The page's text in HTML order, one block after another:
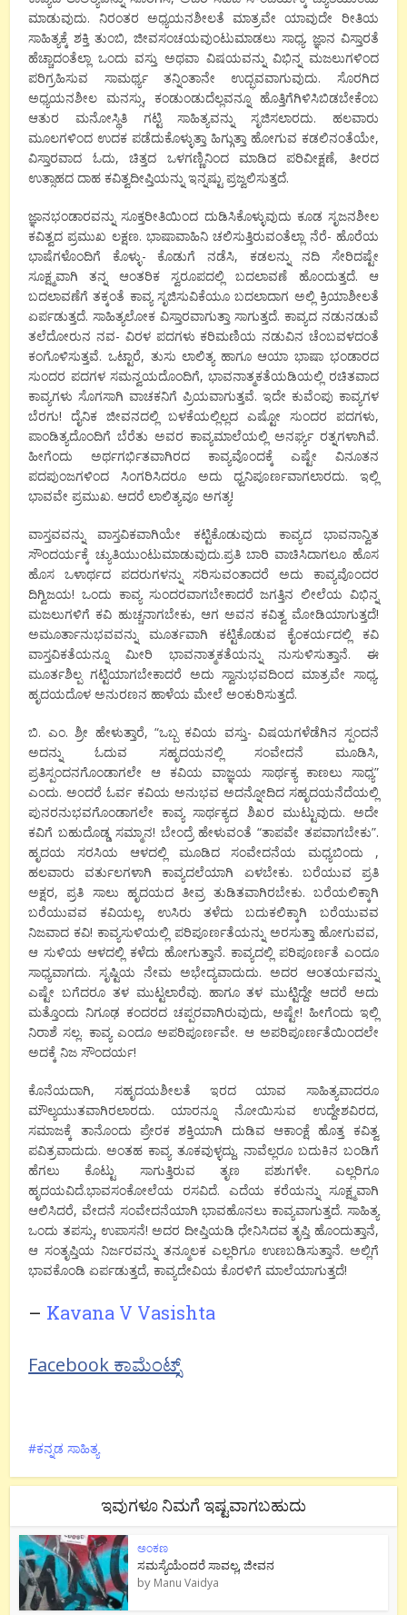
ಮಾಡುವುದು. ನಿರಂತರ ಅಧ್ಯಯನಶೀಲತೆ ಮಾತ್ರವೇ ಯಾವುದೇ ರೀತಿಯ
ಸಾಹಿತ್ಯಕ್ಕೆ ಶಕ್ತಿ ತುಂಬಿ, ಜೀವಸಂಚಯವುಂಟುಮಾಡಲು ಸಾಧ್ಯ. ಜ್ಞಾನ ವಿಸ್ತಾರತೆ
ಹೆಚ್ಚಾದಂತೆಲ್ಲಾ ಒಂದು ವಸ್ತು ಅಥವಾ ವಿಷಯವನ್ನು ವಿಭಿನ್ನ ಮಜಲುಗಳಿಂದ
ಪರಿಗ್ರಹಿಸುವ ಸಾಮರ್ಥ್ಯ ತನ್ನಿಂತಾನೇ ಉದ್ಭವವಾಗುವುದು. ಸೊರಗಿದ
ಅಧ್ಯಯನಶೀಲ ಮನಸ್ಸು, ಕಂಡುಂಡುದೆಲ್ಲವನ್ನೂ ಹೊತ್ತಿಗೆಗಿಳಿಸಿಬಿಡಬೇಕೆಂಬ
ಆತುರ ಮನೋಸ್ಥಿತಿ ಗಟ್ಟಿ ಸಾಹಿತ್ಯವನ್ನು ಸೃಜಿಸಲಾರದು. ಹಲವಾರು
ಮೂಲಗಳಿಂದ ಉದಕ ಪಡೆದುಕೊಳ್ಳುತ್ತಾ ಹಿಗ್ಗುತ್ತಾ ಹೋಗುವ ಕಡಲಿನಂತೆಯೇ,
ವಿಸ್ತಾರವಾದ ಓದು, ಚಿತ್ತದ ಒಳಗಣ್ಣಿನಿಂದ ಮಾಡಿದ ಪರಿವೀಕ್ಷಣೆ, ತೀರದ
ಉತ್ಸಾಹದ ದಾಹ ಕವಿತ್ವದೀಪ್ತಿಯನ್ನು ಇನ್ನಷ್ಟು ಪ್ರಜ್ವಲಿಸುತ್ತದೆ.
ಜ್ಞಾನಭಂಡಾರವನ್ನು ಸೂಕ್ತರೀತಿಯಿಂದ ದುಡಿಸಿಕೊಳ್ಳುವುದು ಕೂಡ ಸೃಜನಶೀಲ
ಕವಿತ್ವದ ಪ್ರಮುಖ ಲಕ್ಷಣ. ಭಾಷಾವಾಹಿನಿ ಚಲಿಸುತ್ತಿರುವಂತೆಲ್ಲಾ ನೆರೆ- ಹೊರೆಯ
ಭಾಷೆಗಳೊಂದಿಗೆ ಕೊಳ್ಳು- ಕೊಡುಗೆ ನಡೆಸಿ, ಕಡಲನ್ನು ನದಿ ಸೇರಿದಷ್ಟೇ
ಸೂಕ್ಷ್ಮವಾಗಿ ತನ್ನ ಆಂತರಿಕ ಸ್ವರೂಪದಲ್ಲಿ ಬದಲಾವಣೆ ಹೊಂದುತ್ತದೆ. ಆ
ಬದಲಾವಣೆಗೆ ತಕ್ಕಂತೆ ಕಾವ್ಯ ಸೃಜಿಸುವಿಕೆಯೂ ಬದಲಾದಾಗ ಅಲ್ಲಿ ಕ್ರಿಯಾಶೀಲತೆ
ಏರ್ಪಡುತ್ತದೆ. ಸಾಹಿತ್ಯಲೋಕ ವಿಸ್ತಾರವಾಗುತ್ತಾ ಸಾಗುತ್ತದೆ. ಕಾವ್ಯದ ನಡುನಡುವೆ
ತಲೆದೋರುನ ನವ- ವಿರಳ ಪದಗಳು ಕರಿಮಣಿಯ ನಡುವಿನ ಚೆಂಬವಳದಂತೆ
ಕಂಗೊಳಿಸುತ್ತವೆ. ಒಟ್ಟಾರೆ, ತುಸು ಲಾಲಿತ್ಯ ಹಾಗೂ ಆಯಾ ಭಾಷಾ ಭಂಡಾರದ
ಸುಂದರ ಪದಗಳ ಸಮನ್ವಯದೊಂದಿಗೆ, ಭಾವನಾತ್ಮಕತೆಯಡಿಯಲ್ಲಿ ರಚಿತವಾದ
ಕಾವ್ಯಗಳು ಸೊಗಸಾಗಿ ವಾಚಕನಿಗೆ ಪ್ರಿಯವಾಗುತ್ತವೆ. ಇದೇ ಕುವೆಂಪು ಕಾವ್ಯಗಳ
ಬೆರಗು! ದೈನಿಕ ಜೀವನದಲ್ಲಿ ಬಳಕೆಯಲ್ಲಿಲ್ಲದ ಎಷ್ಟೋ ಸುಂದರ ಪದಗಳು,
ಪಾಂಡಿತ್ಯದೊಂದಿಗೆ ಬೆರೆತು ಅವರ ಕಾವ್ಯಮಾಲೆಯಲ್ಲಿ ಅನರ್ಘ್ಯ ರತ್ನಗಳಾಗಿವೆ.
ಹೀಗೆಂದು ಅರ್ಥಗರ್ಭಿತವಾಗಿರದ ಕಾವ್ಯವೊಂದಕ್ಕೆ ಎಷ್ಟೇ ವಿನೂತನ
ಪದಪುಂಜಗಳಿಂದ ಸಿಂಗರಿಸಿದರೂ ಅದು ಧ್ವನಿಪೂರ್ಣವಾಗಲಾರದು. ಇಲ್ಲಿ
ಭಾವವೇ ಪ್ರಮುಖ. ಆದರೆ ಲಾಲಿತ್ಯವೂ ಅಗತ್ಯ!
ವಾಸ್ತವವನ್ನು ವಾಸ್ತವಿಕವಾಗಿಯೇ ಕಟ್ಟಿಕೊಡುವುದು ಕಾವ್ಯದ ಭಾವನಾನ್ವಿತ
ಸೌಂದರ್ಯಕ್ಕೆ ಚ್ಯುತಿಯುಂಟುಮಾಡುವುದು.ಪ್ರತಿ ಬಾರಿ ವಾಚಿಸಿದಾಗಲೂ ಹೊಸ
ಹೊಸ ಒಳಾರ್ಥದ ಪದರುಗಳನ್ನು ಸರಿಸುವಂತಾದರೆ ಅದು ಕಾವ್ಯವೊಂದರ
ದಿಗ್ವಿಜಯ! ಒಂದು ಕಾವ್ಯ ಸುಂದರವಾಗಬೇಕಾದರೆ ಜಗತ್ತಿನ ಲೀಲೆಯ ವಿಭಿನ್ನ
ಮಜಲುಗಳಿಗೆ ಕವಿ ಹುಚ್ಚನಾಗಬೇಕು, ಆಗ ಅವನ ಕವಿತ್ವ ಮೋಡಿಯಾಗುತ್ತದೆ!
ಅಮೂರ್ತಾನುಭವವನ್ನು ಮೂರ್ತವಾಗಿ ಕಟ್ಟಿಕೊಡುವ ಕೈಂಕರ್ಯದಲ್ಲಿ ಕವಿ
ವಾಸ್ತವಿಕತೆಯನ್ನೂ ಮೀರಿ ಭಾವನಾತ್ಮಕತೆಯನ್ನು ನುಸುಳಿಸುತ್ತಾನೆ. ಈ
ಮೂರ್ತಶಿಲ್ಪ ಗಟ್ಟಿಯಾಗಬೇಕಾದರೆ ಅದು ಸ್ವಾನುಭವದಿಂದ ಮಾತ್ರವೇ ಸಾಧ್ಯ.
ಹೃದಯದೊಳ ಅನುರಣನ ಹಾಳೆಯ ಮೇಲೆ ಅಂಕುರಿಸುತ್ತದೆ.
ಬಿ. ಎಂ. ಶ್ರೀ ಹೇಳುತ್ತಾರೆ, “ಒಬ್ಬ ಕವಿಯ ವಸ್ತು- ವಿಷಯಗಳೆಡೆಗಿನ ಸ್ಪಂದನೆ
ಅದನ್ನು ಓದುವ ಸಹೃದಯನಲ್ಲಿ ಸಂವೇದನೆ ಮೂಡಿಸಿ,
ಪ್ರತಿಸ್ಪಂದನಗೊಂಡಾಗಲೇ ಆ ಕವಿಯ ವಾಜ್ಞಯ ಸಾರ್ಥಕ್ಯ ಕಾಣಲು ಸಾಧ್ಯ”
ಎಂದು. ಅಂದರೆ ಓರ್ವ ಕವಿಯ ಅನುಭವ ಅದನ್ನೋದಿದ ಸಹೃದಯನೆದೆಯಲ್ಲಿ
ಪುನರನುಭವಗೊಂಡಾಗಲೇ ಕಾವ್ಯ ಸಾರ್ಥಕ್ಯದ ಶಿಖರ ಮುಟ್ಟುವುದು. ಅದೇ
ಕವಿಗೆ ಬಹುದೊಡ್ಡ ಸಮ್ಮಾನ! ಬೇಂದ್ರೆ ಹೇಳುವಂತೆ “ತಾಪವೇ ತಪವಾಗಬೇಕು”.
ಹೃದಯ ಸರಸಿಯ ಆಳದಲ್ಲಿ ಮೂಡಿದ ಸಂವೇದನೆಯ ಮಧ್ಯಬಿಂದು ,
ಹಲವಾರು ವರ್ತುಲಗಳಾಗಿ ಕಾವ್ಯದಲೆಯಾಗಿ ಏಳಬೇಕು. ಬರೆಯುವ ಪ್ರತಿ
ಅಕ್ಷರ, ಪ್ರತಿ ಸಾಲು ಹೃದಯದ ತೀವ್ರ ತುಡಿತವಾಗಿರಬೇಕು. ಬರೆಯಲಿಕ್ಕಾಗಿ
ಬರೆಯುವವ ಕವಿಯಲ್ಲ, ಉಸಿರು ತಳೆದು ಬದುಕಲಿಕ್ಕಾಗಿ ಬರೆಯುವವ
ನಿಜವಾದ ಕವಿ! ಕಾವ್ಯಸುಳಿಯಲ್ಲಿ ಪರಿಪೂರ್ಣತೆಯನ್ನು ಅರಸುತ್ತಾ ಹೋಗುವವ,
ಆ ಸುಳಿಯ ಆಳದಲ್ಲಿ ಕಳೆದು ಹೋಗುತ್ತಾನೆ. ಕಾವ್ಯದಲ್ಲಿ ಪರಿಪೂರ್ಣತೆ ಎಂದೂ
ಸಾಧ್ಯವಾಗದು. ಸೃಷ್ಟಿಯ ನೇಮ ಅಭೇದ್ಯವಾದುದು. ಅದರ ಆಂತರ್ಯವನ್ನು
ಎಷ್ಟೇ ಬಗೆದರೂ ತಳ ಮುಟ್ಟಲಾರೆವು. ಹಾಗೂ ತಳ ಮುಟ್ಟಿದ್ದೇ ಆದರೆ ಅದು
ಮತ್ತೊಂದು ನಿಗೂಢ ಕಂದರದ ಚಪ್ಪರವಾಗಿರುವುದು, ಅಷ್ಟೇ! ಹೀಗೆಂದು ಇಲ್ಲಿ
ನಿರಾಶೆ ಸಲ್ಲ. ಕಾವ್ಯ ಎಂದೂ ಅಪರಿಪೂರ್ಣವೇ. ಆ ಅಪರಿಪೂರ್ಣತೆಯಿಂದಲೇ
ಅದಕ್ಕೆ ನಿಜ ಸೌಂದರ್ಯ!
ಕೊನೆಯದಾಗಿ, ಸಹೃದಯಶೀಲತೆ ಇರದ ಯಾವ ಸಾಹಿತ್ಯವಾದರೂ
ಮೌಲ್ಯಯುತವಾಗಿರಲಾರದು. ಯಾರನ್ನೂ ನೋಯಿಸುವ ಉದ್ದೇಶವಿರದ,
ಸಮಾಜಕ್ಕೆ ತಾನೊಂದು ಪ್ರೇರಕ ಶಕ್ತಿಯಾಗಿ ದುಡಿವ ಆಕಾಂಕ್ಷೆ ಹೊತ್ತ ಕವಿತ್ವ
ಪವಿತ್ರವಾದುದು. ಅಂತಹ ಕಾವ್ಯ ತೂಕವುಳ್ಳದ್ದು. ನಾವೆಲ್ಲರೂ ಬದುಕಿನ ಬಂಡಿಗೆ
ಹೆಗಲು ಕೊಟ್ಟು ಸಾಗುತ್ತಿರುವ ತೃಣ ಪಶುಗಳೇ. ಎಲ್ಲರಿಗೂ
ಹೃದಯವಿದೆ.ಭಾವಸಂಕೋಲೆಯ ರಸವಿದೆ. ಎದೆಯ ಕರೆಯನ್ನು ಸೂಕ್ಷ್ಮವಾಗಿ
ಆಲಿಸಿದರೆ, ವೇದನೆ ಸಂವೇದನೆಯಾಗಿ ಭಾವಹೊನಲು ಕಾವ್ಯವಾಗುತ್ತದೆ. ಸಾಹಿತ್ಯ
ಒಂದು ತಪಸ್ಸು, ಉಪಾಸನೆ! ಅದರ ದೀಪ್ತಿಯಡಿ ಧೇನಿಸಿದವ ತೃಪ್ತಿ ಹೊಂದುತ್ತಾನೆ,
ಆ ಸಂತೃಪ್ತಿಯ ನಿರ್ಜರವನ್ನು ತನ್ಮೂಲಕ ಎಲ್ಲರಿಗೂ ಉಣಬಡಿಸುತ್ತಾನೆ. ಅಲ್ಲಿಗೆ
ಭಾವಕೊಂಡಿ ಏರ್ಪಡುತ್ತದೆ, ಕಾವ್ಯದೇವಿಯ ಕೊರಳಿಗೆ ಮಾಲೆಯಾಗುತ್ತದೆ!
– Kavana V Vasishta
Facebook ಕಾಮೆಂಟ್ಸ್
ಕನ್ನಡ ಸಾಹಿತ್ಯ
ಇವುಗಳೂ ನಿಮಗೆ ಇಷ್ಟವಾಗಬಹುದು
ಅಂಕಣ
ಸಮಸ್ಯೆಯೆಂದರೆ ಸಾವಲ್ಲ, ಜೀವನ
by Manu Vaidya